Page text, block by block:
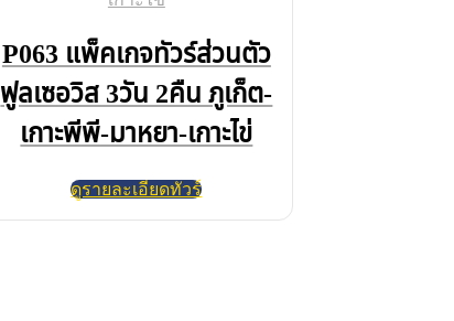
P063 แพ็คเกจทัวร์ส่วนตัว
ฟูลเซอวิส 3วัน 2คืน ภูเก็ต-
เกาะพีพี-มาหยา-เกาะไข่
ดูรายละเอียดทัวร์